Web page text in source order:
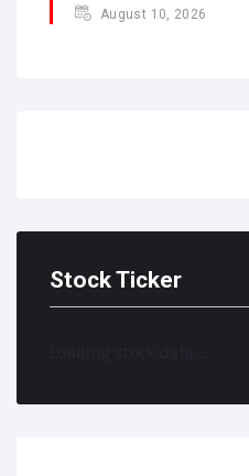
August 10, 2026
Stock Ticker
Loading stock data...